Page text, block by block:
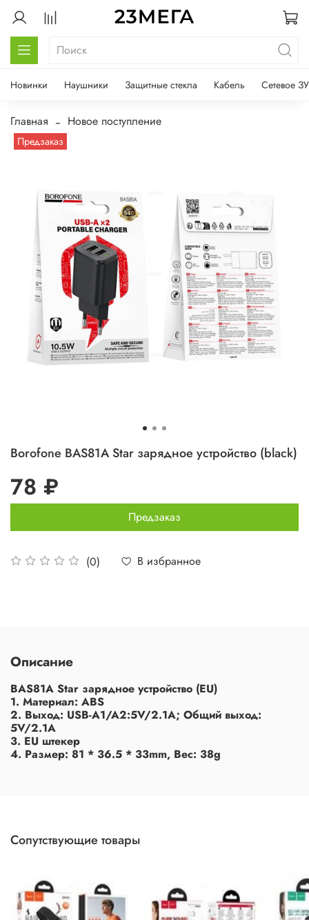
Новинки Наушники Защитные стекла Кабель Сетевое ЗУ
Главная Новое поступление
Предзаказ
Borofone BAS81A Star зарядное устройство (black)
(0) В избранное
78 ₽
Предзаказ
Описание
BAS81A Star зарядное устройство (EU)
1. Материал: ABS
2. Выход: USB-A1/A2:5V/2.1A; Общий выход:
5V/2.1A
3. EU штекер
4. Размер: 81 * 36.5 * 33mm, Вес: 38g
Сопутствующие товары